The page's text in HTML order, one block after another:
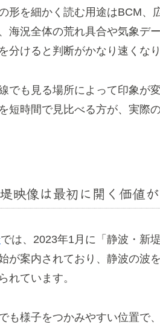
形を細かく読む用途はBCM、
、海況全体の荒れ具合や気象デ
分けると判断がかなり速くなり
でも見る場所によって印象が
短時間で見比べる方が、実際
映像は最初に開く価値
では、2023年1月に「静波・新
が案内されており、静波の波
れています。
も様子をつかみやすい位置で